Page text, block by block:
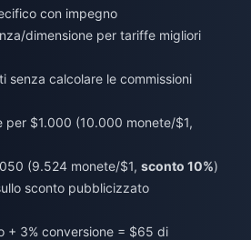
con impegno
dimensione per tariffe migliori
senza calcolare le commissioni
per $1.000 (10.000 monete/$1,
(9.524 monete/$1, sconto 10%)
sconto pubblicizzato
+ 3% conversione = $65 di